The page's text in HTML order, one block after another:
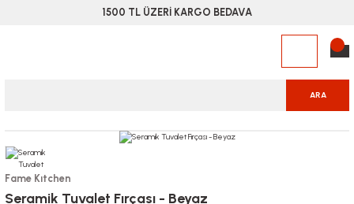
1500 TL ÜZERİ KARGO BEDAVA
ARA
Fame Kıtchen
Seramik Tuvalet Fırçası - Beyaz